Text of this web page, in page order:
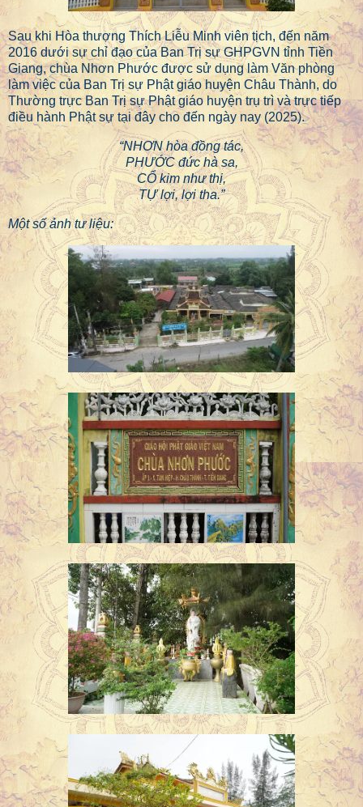
Sau khi Hòa thượng Thích Liễu Minh viên tịch, đến năm
2016 dưới sự chỉ đạo của Ban Trị sự GHPGVN tỉnh Tiền
Giang, chùa Nhơn Phước được sử dụng làm Văn phòng
làm việc của Ban Trị sự Phật giáo huyện Châu Thành, do
Thường trực Ban Trị sự Phật giáo huyện trụ trì và trực tiếp
điều hành Phật sự tại đây cho đến ngày nay (2025).
“NHƠN hòa đồng tác,
PHƯỚC đức hà sa,
CỔ kim như thị,
TỰ lợi, lợi tha.”
Một số ảnh tư liệu: